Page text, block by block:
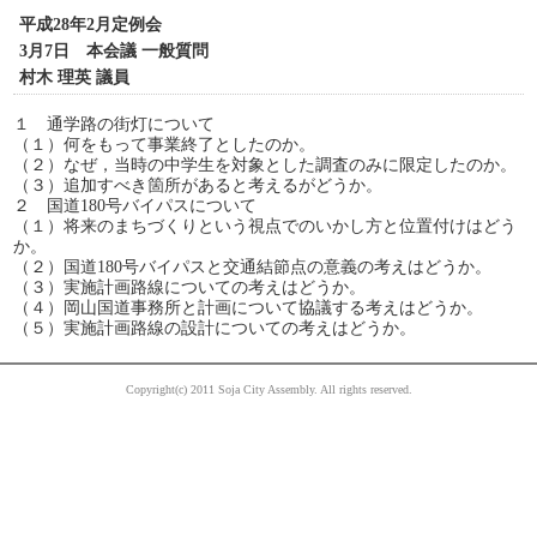
平成28年2月定例会
3月7日 本会議 一般質問
村木 理英 議員
１ 通学路の街灯について
（１）何をもって事業終了としたのか。
（２）なぜ，当時の中学生を対象とした調査のみに限定したのか。
（３）追加すべき箇所があると考えるがどうか。
２ 国道180号バイパスについて
（１）将来のまちづくりという視点でのいかし方と位置付けはどう
か。
（２）国道180号バイパスと交通結節点の意義の考えはどうか。
（３）実施計画路線についての考えはどうか。
（４）岡山国道事務所と計画について協議する考えはどうか。
（５）実施計画路線の設計についての考えはどうか。
Copyright(c) 2011 Soja City Assembly. All rights reserved.